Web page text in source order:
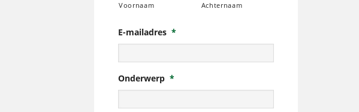
Voornaam Achternaam
E-mailadres *
Onderwerp *